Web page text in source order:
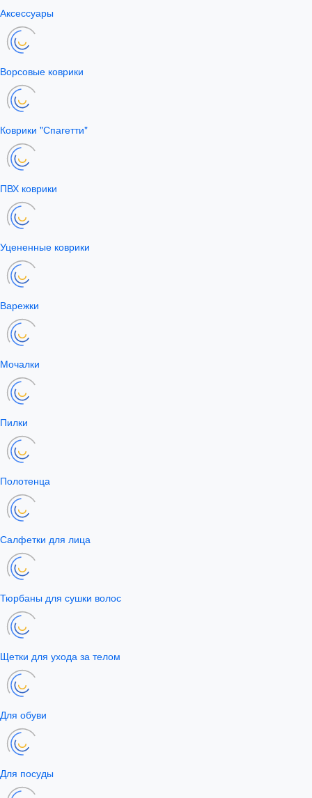
Аксессуары
Ворсовые коврики
Коврики "Спагетти"
ПВХ коврики
Уцененные коврики
Варежки
Мочалки
Пилки
Полотенца
Салфетки для лица
Тюрбаны для сушки волос
Щетки для ухода за телом
Для обуви
Для посуды